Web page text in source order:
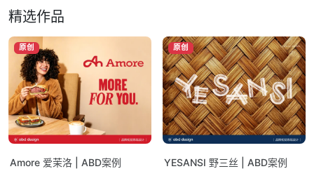
精选作品
原创
Amore 爱茉洛 | ABD案例
原创
YESANSI 野三丝 | ABD案例